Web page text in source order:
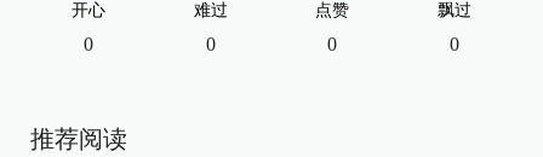
开心
0
难过
0
点赞
0
飘过
0
推荐阅读